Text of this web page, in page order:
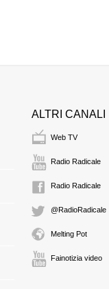
ALTRI CANALI
Web TV
Radio Radicale
Radio Radicale
@RadioRadicale
Melting Pot
Fainotizia video